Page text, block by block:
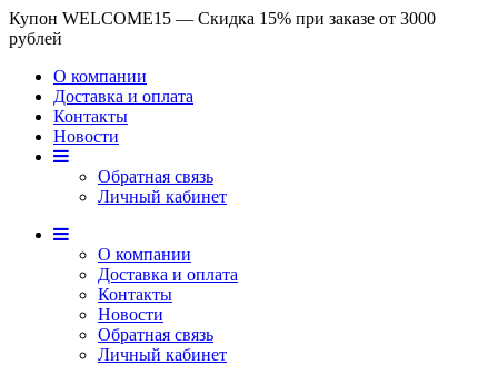
Купон WELCOME15 — Скидка 15% при заказе от 3000
рублей
О компании
Доставка и оплата
Контакты
Новости
Обратная связь
Личный кабинет
О компании
Доставка и оплата
Контакты
Новости
Обратная связь
Личный кабинет